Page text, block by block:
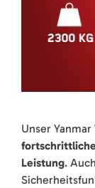
Unser
Leistung.